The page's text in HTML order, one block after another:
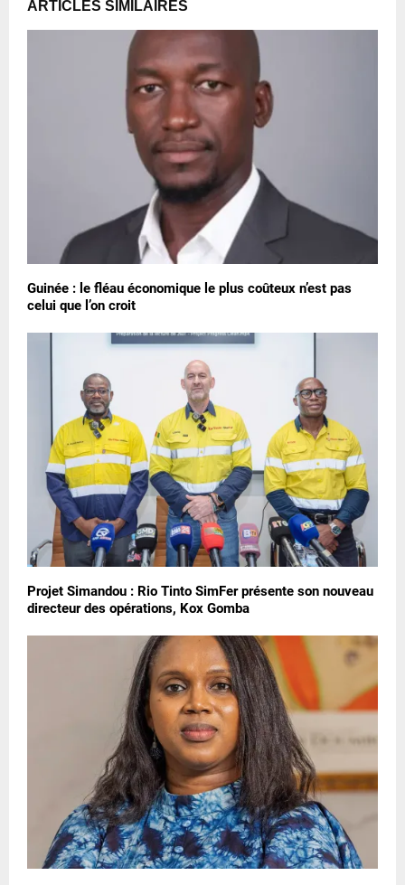
ARTICLES SIMILAIRES
Guinée : le fléau économique le plus coûteux n’est pas
celui que l’on croit
Projet Simandou : Rio Tinto SimFer présente son nouveau
directeur des opérations, Kox Gomba